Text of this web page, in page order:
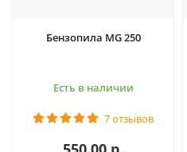
Бензопила MG 250
Есть в наличии
7 отзывов